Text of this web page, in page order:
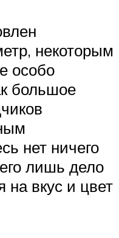
некоторым
особо
большое
нет ничего
лишь дело
на вкус и цвет